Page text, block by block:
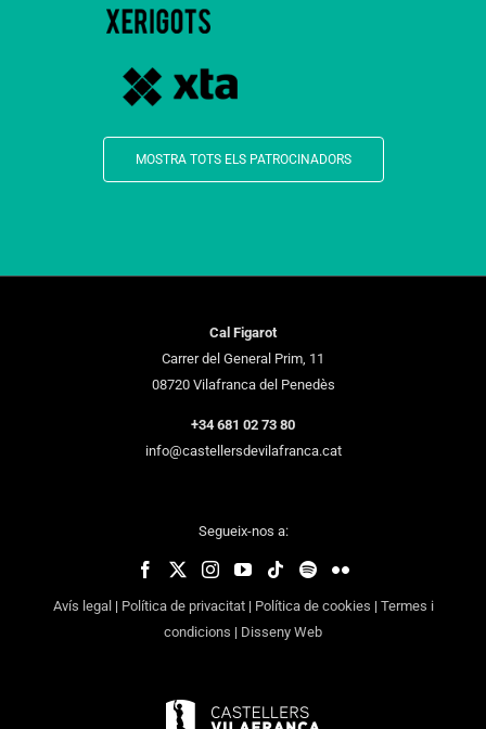
MOSTRA TOTS ELS PATROCINADORS
Cal Figarot
Carrer del General Prim, 11
08720 Vilafranca del Penedès
+34 681 02 73 80
info@castellersdevilafranca.cat
Segueix-nos a:
Avís legal| Política de privacitat| Política de cookies | Termes i
condicions | Disseny Web